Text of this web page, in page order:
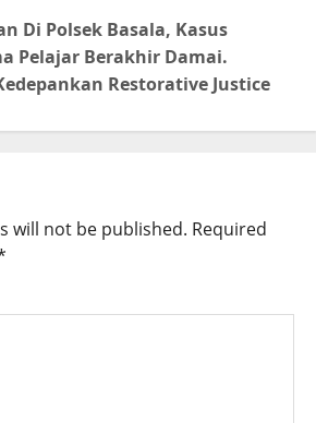
Di Polsek Basala, Kasus
Pelajar Berakhir Damai.
Restorative Justice
will not be published. Required